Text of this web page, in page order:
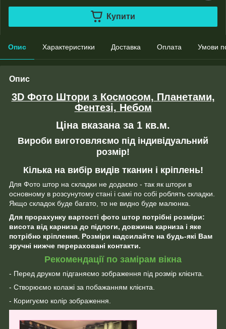
Купити
Опис Характеристики Доставка Оплата Умови
Опис
3D Фото Штори з Космосом, Планетами,
Фентезі, Небом
Ціна вказана за 1 кв.м.
Вироби виготовляємо під індивідуальний
розмір!
Кілька на вибір видів тканин і кріплень!
Для Фото штор на складки не додаємо - так як штори в
основному в розсунутому стані і самі по собі роблять складки.
Якщо складок буде багато, то не видно буде малюнка.
Для прорахунку вартості фото штор потрібні розміри:
висота від карниза до підлоги, довжина карниза і яке
потрібно кріплення. Розміри надсилайте на будь-які Вам
зручні нижче перераховані контакти.
Рекомендації по замірам вікна
- Перед друком підганяємо зображення під розмір клієнта.
- Створюємо колажі за побажанням клієнта.
- Коригуємо колір зображення.